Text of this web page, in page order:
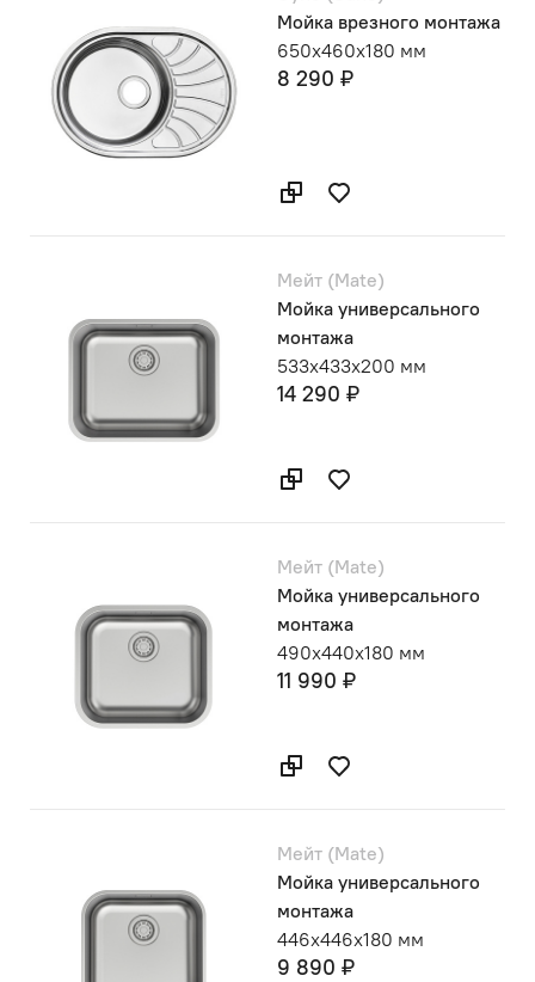
Мойка врезного монтажа
650х460х180 мм
8 290 ₽
Мейт (Mate)
Мойка универсального
монтажа
533x433x200 мм
14 290 ₽
Мейт (Mate)
Мойка универсального
монтажа
490х440х180 мм
11 990 ₽
Мейт (Mate)
Мойка универсального
монтажа
446х446х180 мм
9 890 ₽